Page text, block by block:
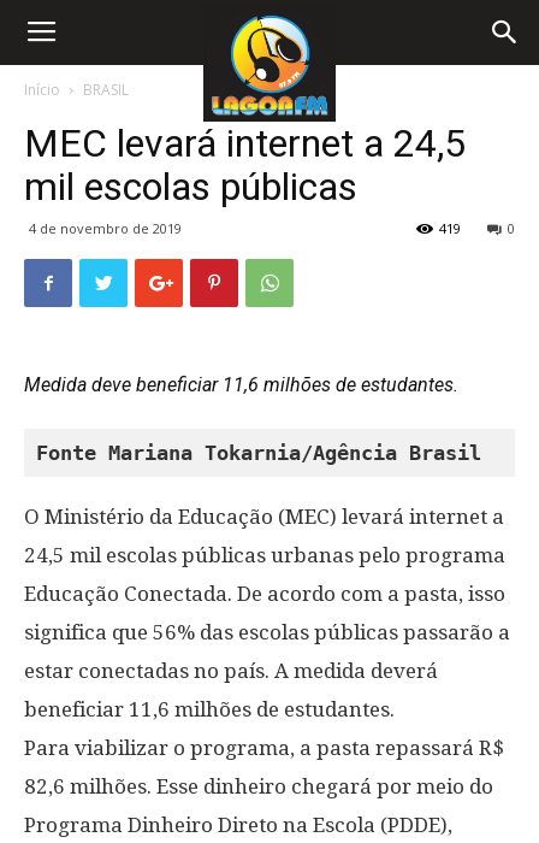
Início BRASIL
MEC levará internet a 24,5
mil escolas públicas
4 de novembro de 2019 0
419
Medida deve beneficiar 11,6 milhões de estudantes.
Fonte Mariana Tokarnia/Agência Brasil
O Ministério da Educação (MEC) levará internet a
24,5 mil escolas públicas urbanas pelo programa
Educação Conectada. De acordo com a pasta, isso
significa que 56% das escolas públicas passarão a
estar conectadas no país. A medida deverá
beneficiar 11,6 milhões de estudantes.
Para viabilizar o programa, a pasta repassará R$
82,6 milhões. Esse dinheiro chegará por meio do
Programa Dinheiro Direto na Escola (PDDE),